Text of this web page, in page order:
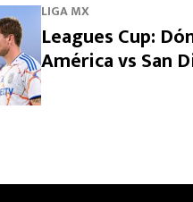
LIGA MX
Leagues Cup:
América vs San